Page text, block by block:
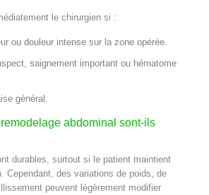
le chirurgien si :
ou douleur intense sur la zone opérée.
saignement important ou hématome
général.
abdominal sont-ils
durables, surtout si le patient maintient
Cependant, des variations de poids, de
peuvent légèrement modifier